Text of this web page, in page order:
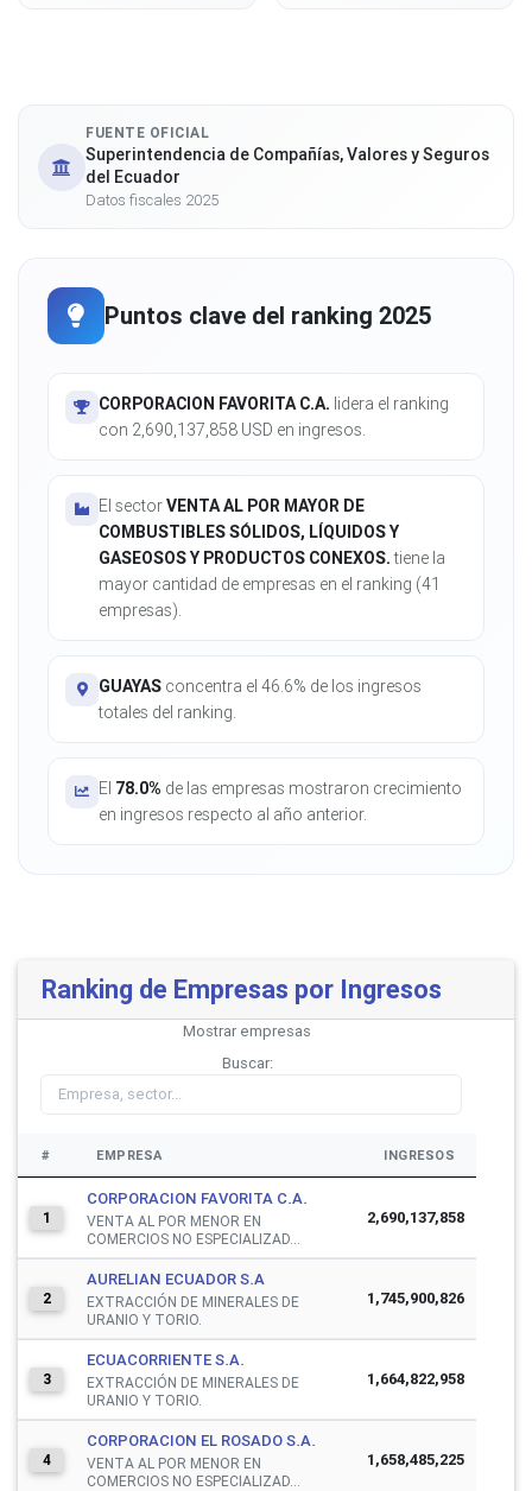
FUENTE OFICIAL
Superintendencia de Compañías, Valores y Seguros
del Ecuador
Datos fiscales 2025
Puntos clave del ranking 2025
CORPORACION FAVORITA C.A. lidera el ranking
con 2,690,137,858 USD en ingresos.
El sectorVENTA AL POR MAYOR DE
COMBUSTIBLES SÓLIDOS, LÍQUIDOS Y
GASEOSOS Y PRODUCTOS CONEXOS.tiene la
mayor cantidad de empresas en el ranking (41
empresas).
GUAYAS concentra el 46.6% de los ingresos
totales del ranking.
El 78.0% de las empresas mostraron crecimiento
en ingresos respecto al año anterior.
Ranking de Empresas por Ingresos
Mostrar empresas
Buscar:
# EMPRESA INGRESOS
1
CORPORACION FAVORITA C.A.
VENTA AL POR MENOR EN
COMERCIOS NO ESPECIALIZAD...
2,690,137,858
2
AURELIAN ECUADOR S.A
EXTRACCIÓN DE MINERALES DE
URANIO Y TORIO.
1,745,900,826
3
ECUACORRIENTE S.A.
EXTRACCIÓN DE MINERALES DE
URANIO Y TORIO.
1,664,822,958
4
CORPORACION EL ROSADO S.A.
VENTA AL POR MENOR EN
COMERCIOS NO ESPECIALIZAD...
1,658,485,225